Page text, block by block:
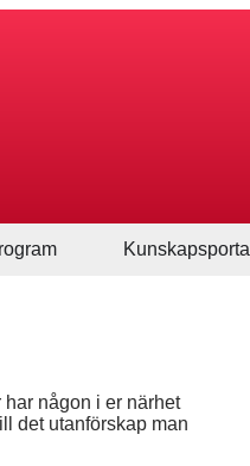
Kunskapsportal
någon i er närhet
det utanförskap man